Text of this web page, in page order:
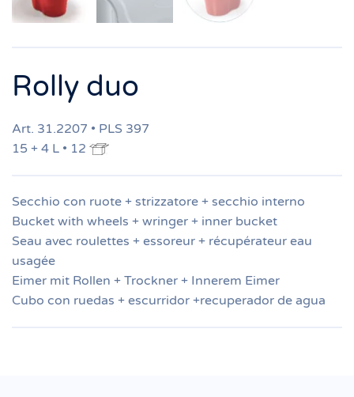
Rolly duo
Art. 31.2207 • PLS 397
15 + 4 L • 12
Secchio con ruote + strizzatore + secchio interno
Bucket with wheels + wringer + inner bucket
Seau avec roulettes + essoreur + récupérateur eau
usagée
Eimer mit Rollen + Trockner + Innerem Eimer
Cubo con ruedas + escurridor +recuperador de agua